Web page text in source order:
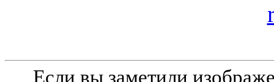
Если вы заметили